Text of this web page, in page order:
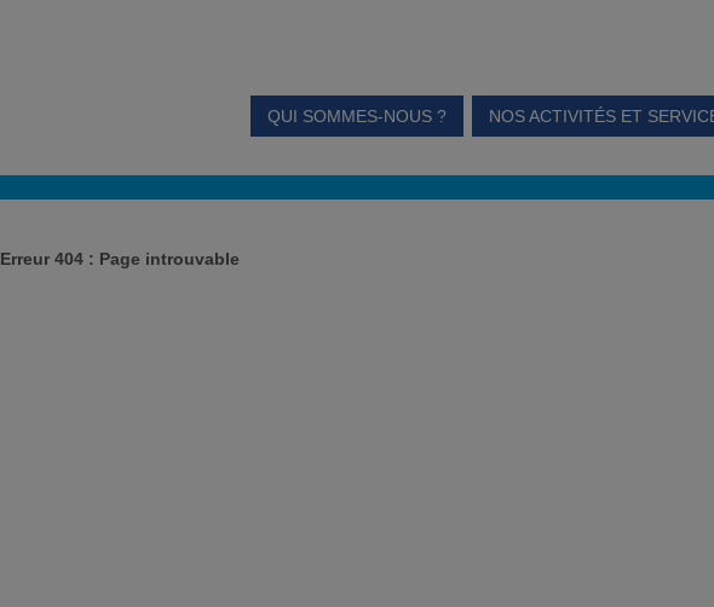
QUI SOMMES-NOUS ? NOS ACTIVITÉS ET
Erreur 404 : Page introuvable